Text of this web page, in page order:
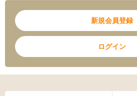
新規会員登録
ログイン